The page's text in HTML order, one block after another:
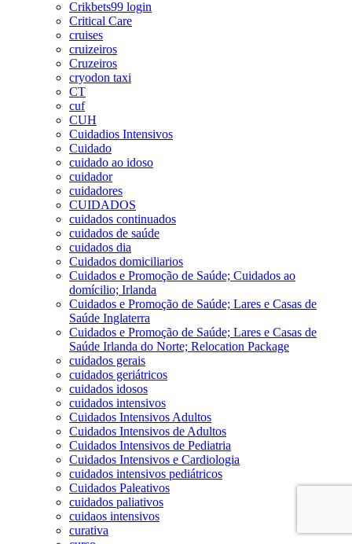
Crikbets99 login
Critical Care
cruises
cruizeiros
Cruzeiros
cryodon taxi
CT
cuf
CUH
Cuidadios Intensivos
Cuidado
cuidado ao idoso
cuidador
cuidadores
CUIDADOS
cuidados continuados
cuidados de saúde
cuidados dia
Cuidados domiciliarios
Cuidados e Promoção de Saúde; Cuidados ao
domícilio; Irlanda
Cuidados e Promoção de Saúde; Lares e Casas de
Saúde Inglaterra
Cuidados e Promoção de Saúde; Lares e Casas de
Saúde Irlanda do Norte; Relocation Package
cuidados gerais
cuidados geriátricos
cuidados idosos
cuidados intensivos
Cuidados Intensivos Adultos
Cuidados Intensivos de Adultos
Cuidados Intensivos de Pediatria
Cuidados Intensivos e Cardiologia
cuidados intensivos pediátricos
Cuidados Paleativos
cuidados paliativos
cuidaos intensivos
curativa